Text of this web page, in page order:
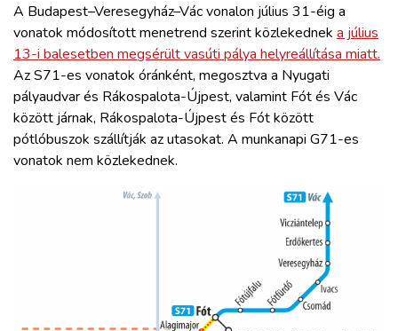
A Budapest–Veresegyház–Vác vonalon július 31-éig a
vonatok módosított menetrend szerint közlekednek a július
13-i balesetben megsérült vasúti pálya helyreállítása miatt.
Az S71-es vonatok óránként, megosztva a Nyugati
pályaudvar és Rákospalota-Újpest, valamint Fót és Vác
között járnak, Rákospalota-Újpest és Fót között
pótlóbuszok szállítják az utasokat. A munkanapi G71-es
vonatok nem közlekednek.